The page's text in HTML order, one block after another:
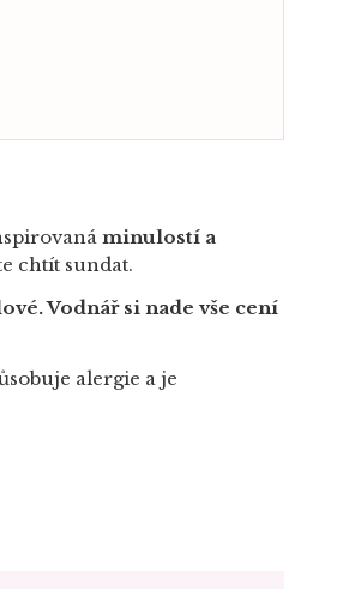
minulostí a
chtít sundat.
Vodnář si nade vše cení
alergie a je